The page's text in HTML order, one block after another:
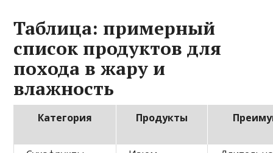
Таблица: примерный
список продуктов для
похода в жару и
влажность
Категория Продукты